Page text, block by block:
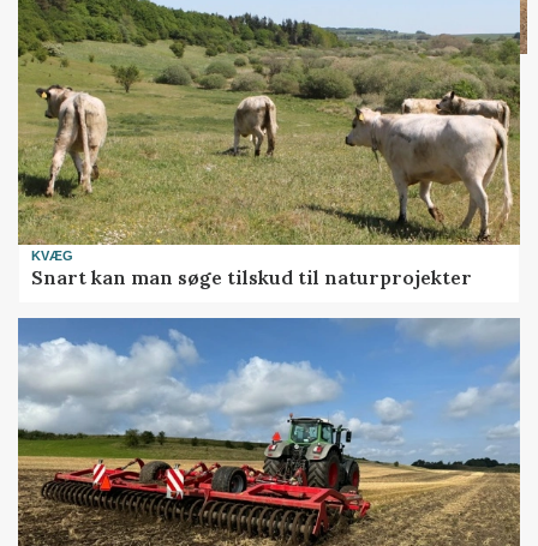
KVÆG
Snart kan man søge tilskud til naturprojekter